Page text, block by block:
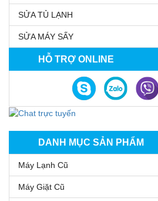
SỬA TỦ LẠNH
SỬA MÁY SẤY
HỖ TRỢ ONLINE
DANH MỤC SẢN PHẨM
Máy Lạnh Cũ
Máy Giặt Cũ